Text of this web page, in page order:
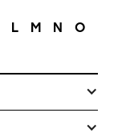
L M N O